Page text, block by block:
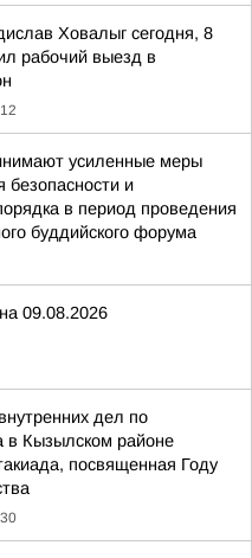
Ховалыг сегодня, 8
рабочий выезд в
усиленные меры
безопасности и
в период проведения
буддийского форума
09.08.2026
дел по
в Кызылском районе
посвященная Году